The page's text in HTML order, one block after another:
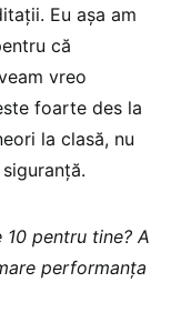
Eu așa am
că
vreo
foarte des la
la clasă, nu
pentru tine? A
performanța